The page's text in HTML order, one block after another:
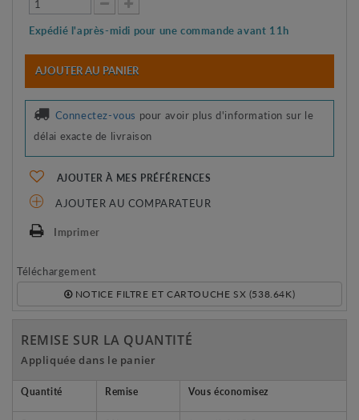
Expédié l'après-midi pour une commande avant 11h
AJOUTER AU PANIER
Connectez-vous pour avoir plus d'information sur le
délai exacte de livraison
AJOUTER À MES PRÉFÉRENCES
AJOUTER AU COMPARATEUR
Imprimer
Téléchargement
NOTICE FILTRE ET CARTOUCHE SX (538.64K)
REMISE SUR LA QUANTITÉ
Appliquée dans le panier
Quantité Remise Vous économisez